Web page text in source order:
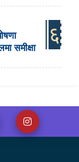
समीक्षा
६